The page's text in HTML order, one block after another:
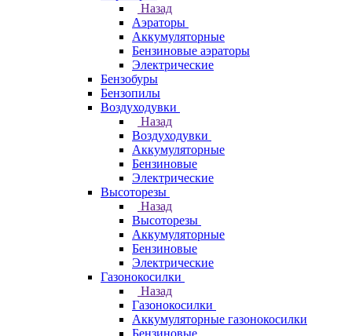
Назад
Аэраторы
Аккумуляторные
Бензиновые аэраторы
Электрические
Бензобуры
Бензопилы
Воздуходувки
Назад
Воздуходувки
Аккумуляторные
Бензиновые
Электрические
Высоторезы
Назад
Высоторезы
Аккумуляторные
Бензиновые
Электрические
Газонокосилки
Назад
Газонокосилки
Аккумуляторные газонокосилки
Бензиновые